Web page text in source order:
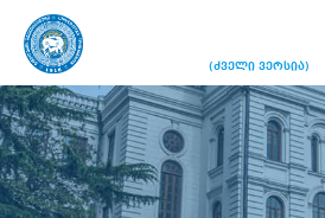
(ძველი ვერსია)